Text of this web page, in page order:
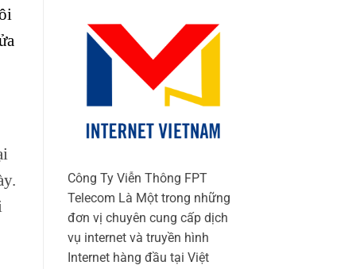
Công Ty Viễn Thông FPT
Telecom Là Một trong những
đơn vị chuyên cung cấp dịch
vụ internet và truyền hình
Internet hàng đầu tại Việt